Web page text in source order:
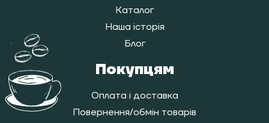
Каталог
Наша історія
Блог
Покупцям
Оплата і доставка
Повернення/обмін товарів